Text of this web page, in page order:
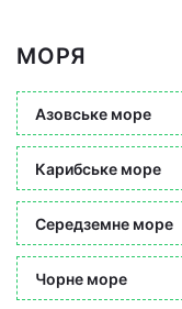
МОРЯ
Азовське море
Карибське море
Середземне море
Чорне море